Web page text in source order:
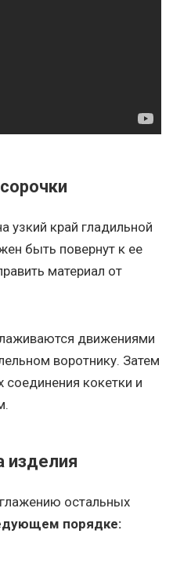
край гладильной
быть повернут к ее
материал от
движениями
воротнику. Затем
кокетки и
изделия
остальных
порядке: